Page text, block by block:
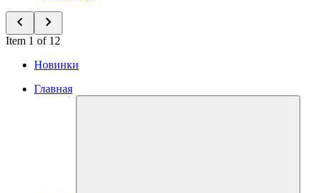
Item 1 of 12
Новинки
Главная